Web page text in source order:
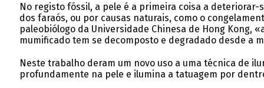
No registo fóssil, a pele é a primeira coisa a
dos faraós, ou por causas naturais, como o
paleobiólogo da Universidade Chinesa de Hong Kong,
mumificado tem se decomposto e degradado desde a
Neste trabalho deram um novo uso a uma técnica de
profundamente na pele e ilumina a tatuagem por